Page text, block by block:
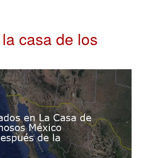
casa de los